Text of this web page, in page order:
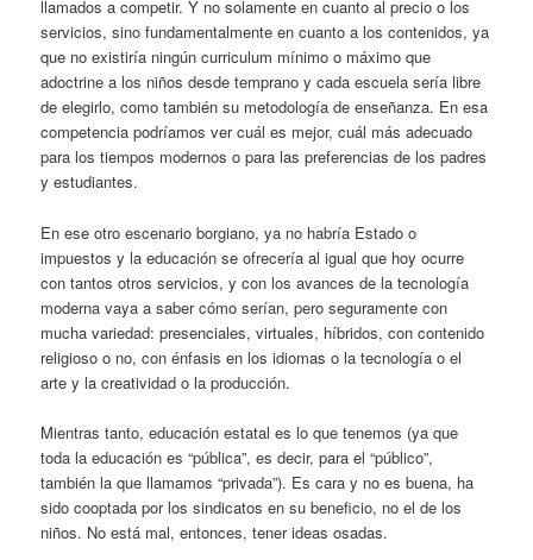
llamados a competir. Y no solamente en cuanto al precio o los
servicios, sino fundamentalmente en cuanto a los contenidos, ya
que no existiría ningún curriculum mínimo o máximo que
adoctrine a los niños desde temprano y cada escuela sería libre
de elegirlo, como también su metodología de enseñanza. En esa
competencia podríamos ver cuál es mejor, cuál más adecuado
para los tiempos modernos o para las preferencias de los padres
y estudiantes.
En ese otro escenario borgiano, ya no habría Estado o
impuestos y la educación se ofrecería al igual que hoy ocurre
con tantos otros servicios, y con los avances de la tecnología
moderna vaya a saber cómo serían, pero seguramente con
mucha variedad: presenciales, virtuales, híbridos, con contenido
religioso o no, con énfasis en los idiomas o la tecnología o el
arte y la creatividad o la producción.
Mientras tanto, educación estatal es lo que tenemos (ya que
toda la educación es “pública”, es decir, para el “público”,
también la que llamamos “privada”). Es cara y no es buena, ha
sido cooptada por los sindicatos en su beneficio, no el de los
niños. No está mal, entonces, tener ideas osadas.